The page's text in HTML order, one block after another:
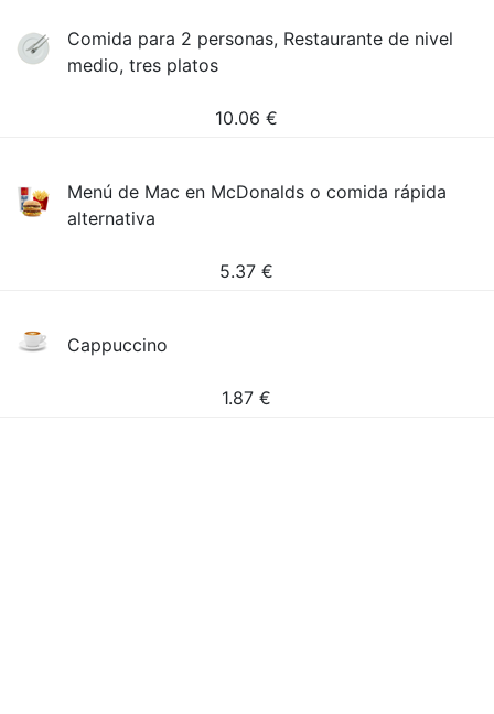
Comida para 2 personas, Restaurante de nivel
medio, tres platos
10.06 €
Menú de Mac en McDonalds o comida rápida
alternativa
5.37 €
Cappuccino
1.87 €